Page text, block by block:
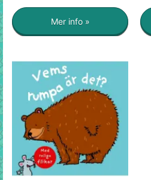
Mer info »